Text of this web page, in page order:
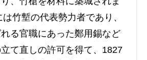
竹塹の代表勢力者であり、
れる官職にあった鄭用錫など
て直しの許可を得て、1827